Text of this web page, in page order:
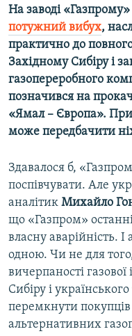
Усі сайти RFE/RL
На заводі
потужний вибух,
практично до
Західному Сибіру і
газопереробного
позначився на
«Ямал – Європа». При
може передбачити
Здавалося б,
поспівчувати. Але
аналітик Михайло
що «Газпром»
власну аварійність. І
одною. Чи не для
вичерпаності
Сибіру і
перемкнути
альтернативних